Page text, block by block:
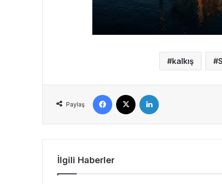
kalkış
Paylaş
Facebook
İlgili Haberler